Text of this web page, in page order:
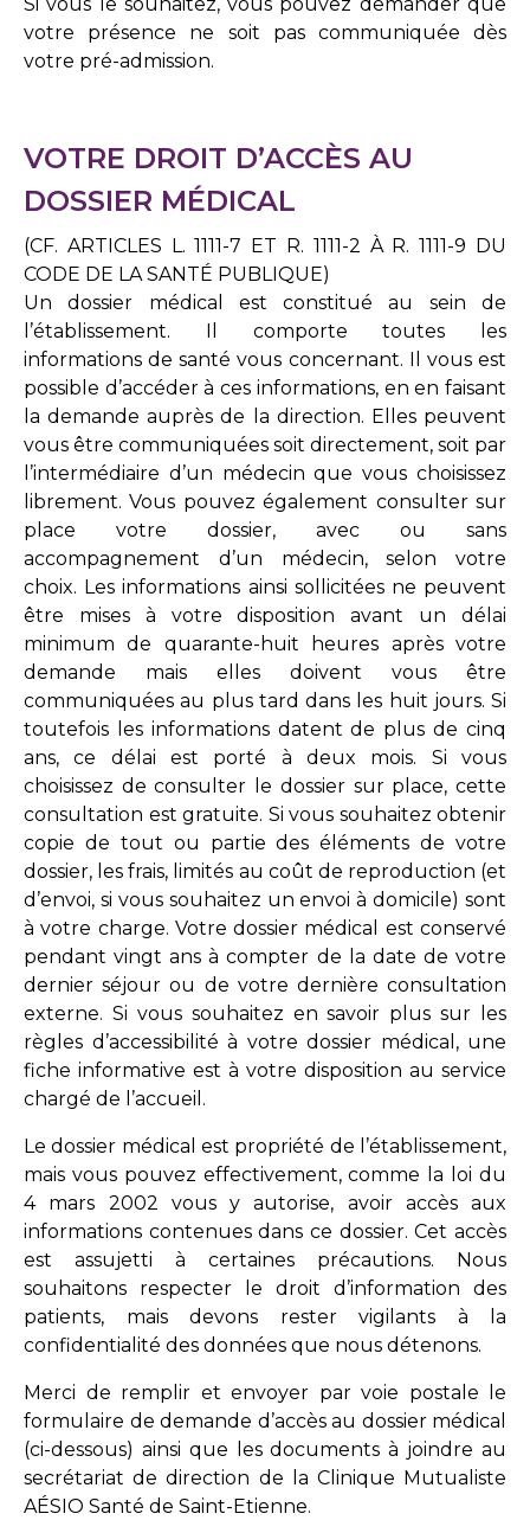
votre présence ne soit pas communiquée dès
votre pré-admission.
VOTRE DROIT D’ACCÈS AU
DOSSIER MÉDICAL
(CF. ARTICLES L. 1111-7 ET R. 1111-2 À R. 1111-9 DU
CODE DE LA SANTÉ PUBLIQUE)
Un dossier médical est constitué au sein de
l’établissement. Il comporte toutes les
informations de santé vous concernant. Il vous est
possible d’accéder à ces informations, en en faisant
la demande auprès de la direction. Elles peuvent
vous être communiquées soit directement, soit par
l’intermédiaire d’un médecin que vous choisissez
librement. Vous pouvez également consulter sur
place votre dossier, avec ou sans
accompagnement d’un médecin, selon votre
choix. Les informations ainsi sollicitées ne peuvent
être mises à votre disposition avant un délai
minimum de quarante-huit heures après votre
demande mais elles doivent vous être
communiquées au plus tard dans les huit jours. Si
toutefois les informations datent de plus de cinq
ans, ce délai est porté à deux mois. Si vous
choisissez de consulter le dossier sur place, cette
consultation est gratuite. Si vous souhaitez obtenir
copie de tout ou partie des éléments de votre
dossier, les frais, limités au coût de reproduction (et
d’envoi, si vous souhaitez un envoi à domicile) sont
à votre charge. Votre dossier médical est conservé
pendant vingt ans à compter de la date de votre
dernier séjour ou de votre dernière consultation
externe. Si vous souhaitez en savoir plus sur les
règles d’accessibilité à votre dossier médical, une
fiche informative est à votre disposition au service
chargé de l’accueil.
Le dossier médical est propriété de l’établissement,
mais vous pouvez effectivement, comme la loi du
4 mars 2002 vous y autorise, avoir accès aux
informations contenues dans ce dossier. Cet accès
est assujetti à certaines précautions. Nous
souhaitons respecter le droit d’information des
patients, mais devons rester vigilants à la
confidentialité des données que nous détenons.
Merci de remplir et envoyer par voie postale le
formulaire de demande d’accès au dossier médical
(ci-dessous) ainsi que les documents à joindre au
secrétariat de direction de la Clinique Mutualiste
AÉSIO Santé de Saint-Etienne.